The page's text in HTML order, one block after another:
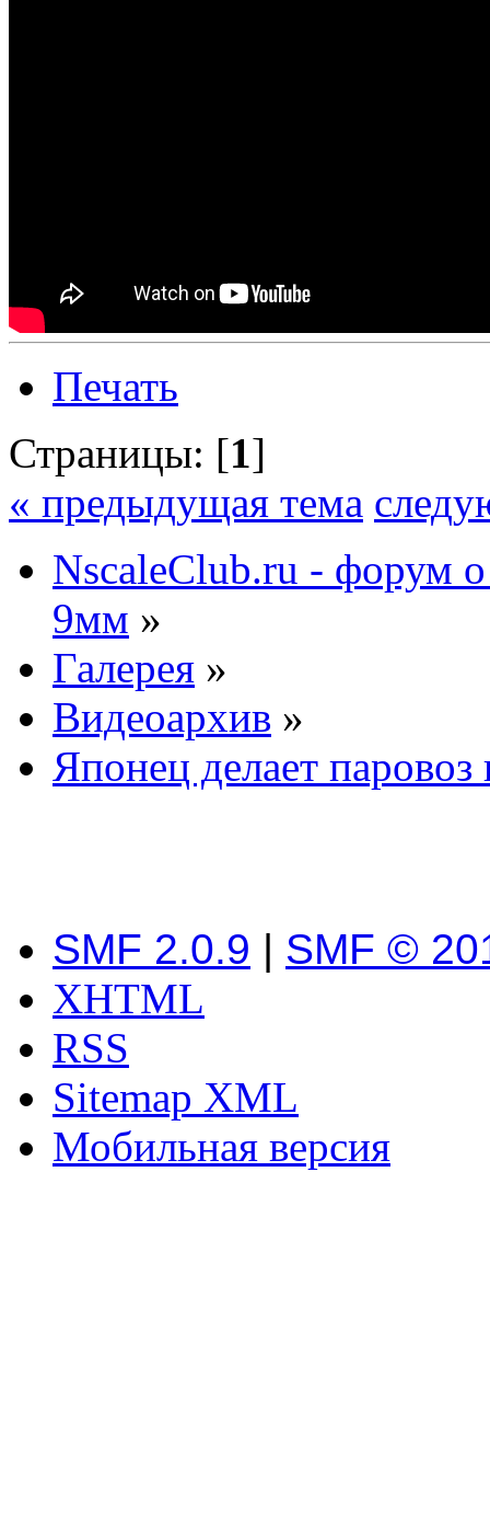
Печать
Страницы: [1]
« предыдущая тема
NscaleClub.ru - форум
9мм »
Галерея »
Видеоархив »
Японец делает паровоз
SMF 2.0.9 | SMF ©
XHTML
RSS
Sitemap XML
Мобильная версия